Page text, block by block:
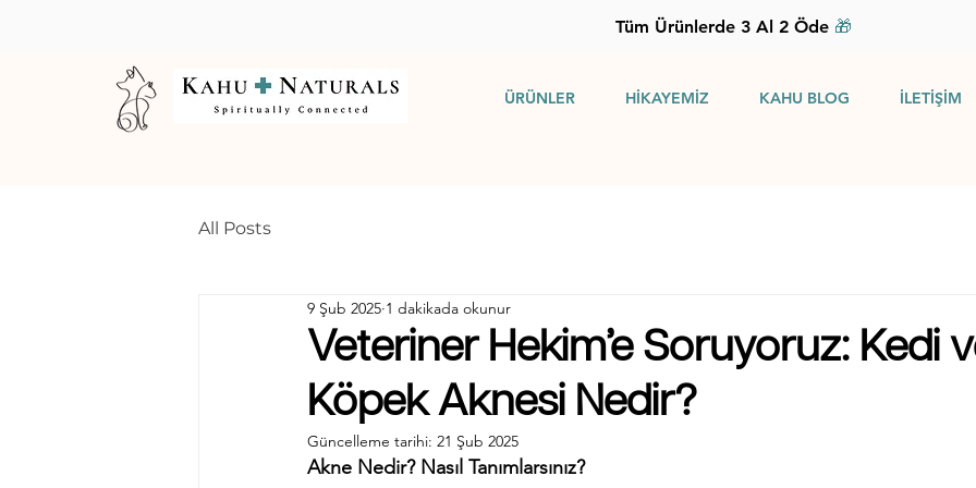
Tüm Ürünlerde 3 Al 2 Öde🎁
ÜRÜNLER HİKAYEMİZ KAHU BLOG İLETİŞİM
All Posts
Veteriner Hekim’e Soruyoruz: Kedi
Köpek Aknesi Nedir?
9 Şub 2025 1 dakikada okunur
Güncelleme tarihi: 21 Şub 2025
Akne Nedir? Nasıl Tanımlarsınız?